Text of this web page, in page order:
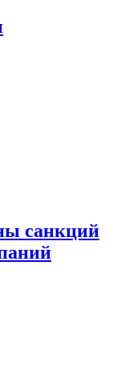
санкций